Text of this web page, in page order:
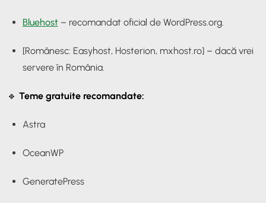
Bluehost – recomandat oficial de WordPress.org.
[Românesc: Easyhost, Hosterion, mxhost.ro] – dacă vrei
servere în România.
🔹 Teme gratuite recomandate:
Astra
OceanWP
GeneratePress